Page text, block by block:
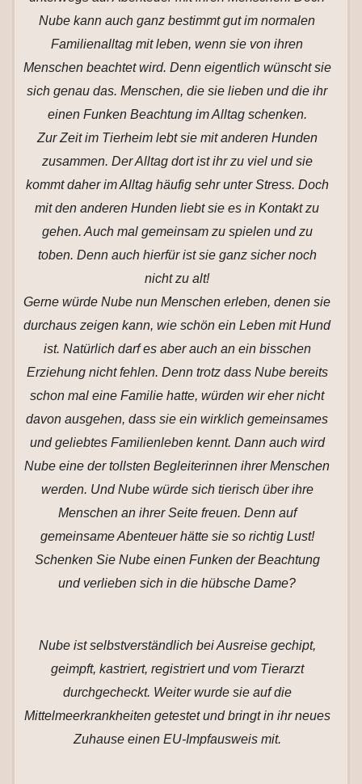
Nube kann auch ganz bestimmt gut im normalen
Familienalltag mit leben, wenn sie von ihren
Menschen beachtet wird. Denn eigentlich wünscht sie
sich genau das. Menschen, die sie lieben und die ihr
einen Funken Beachtung im Alltag schenken.
Zur Zeit im Tierheim lebt sie mit anderen Hunden
zusammen. Der Alltag dort ist ihr zu viel und sie
kommt daher im Alltag häufig sehr unter Stress. Doch
mit den anderen Hunden liebt sie es in Kontakt zu
gehen. Auch mal gemeinsam zu spielen und zu
toben. Denn auch hierfür ist sie ganz sicher noch
nicht zu alt!
Gerne würde Nube nun Menschen erleben, denen sie
durchaus zeigen kann, wie schön ein Leben mit Hund
ist. Natürlich darf es aber auch an ein bisschen
Erziehung nicht fehlen. Denn trotz dass Nube bereits
schon mal eine Familie hatte, würden wir eher nicht
davon ausgehen, dass sie ein wirklich gemeinsames
und geliebtes Familienleben kennt. Dann auch wird
Nube eine der tollsten Begleiterinnen ihrer Menschen
werden. Und Nube würde sich tierisch über ihre
Menschen an ihrer Seite freuen. Denn auf
gemeinsame Abenteuer hätte sie so richtig Lust!
Schenken Sie Nube einen Funken der Beachtung
und verlieben sich in die hübsche Dame?
Nube ist selbstverständlich bei Ausreise gechipt,
geimpft, kastriert, registriert und vom Tierarzt
durchgecheckt. Weiter wurde sie auf die
Mittelmeerkrankheiten getestet und bringt in ihr neues
Zuhause einen EU-Impfausweis mit.